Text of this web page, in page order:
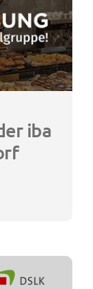
iba